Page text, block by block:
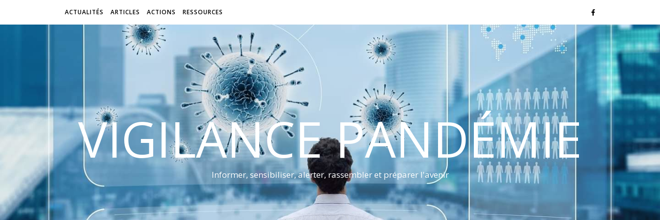
ACTUALITÉS ARTICLES ACTIONS RESSOURCES
VIGILANCE PANDÉMIE
Informer, sensibiliser, alerter, rassembler et préparer l'avenir